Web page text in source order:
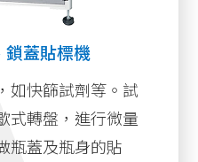
蓋貼標機
鎖蓋貼標機
如快篩試劑等。試
式轉盤，進行微量
瓶蓋及瓶身的貼